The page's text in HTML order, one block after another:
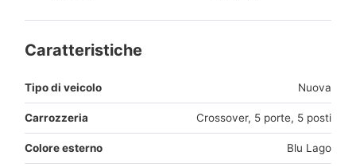
Caratteristiche
Tipo di veicolo Nuova
Carrozzeria Crossover, 5 porte, 5 posti
Colore esterno Blu Lago